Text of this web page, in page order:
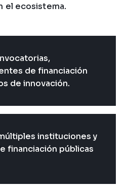
el ecosistema.
de financiación
de innovación.
instituciones y
financiación públicas